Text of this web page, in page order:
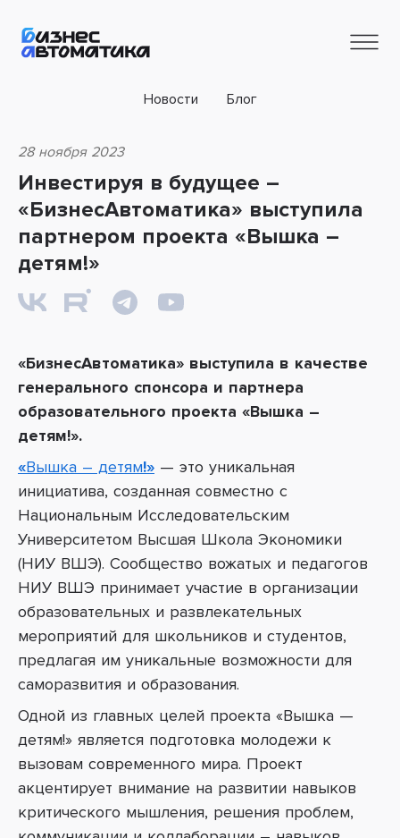
Новости Блог
28 ноября 2023
Инвестируя в будущее –
«БизнесАвтоматика» выступила
партнером проекта «Вышка –
детям!»
«БизнесАвтоматика» выступила в качестве
генерального спонсора и партнера
образовательного проекта «Вышка –
детям!».
«Вышка – детям!» — это уникальная
инициатива, созданная совместно с
Национальным Исследовательским
Университетом Высшая Школа Экономики
(НИУ ВШЭ). Сообщество вожатых и педагогов
НИУ ВШЭ принимает участие в организации
образовательных и развлекательных
мероприятий для школьников и студентов,
предлагая им уникальные возможности для
саморазвития и образования.
Одной из главных целей проекта «Вышка —
детям!» является подготовка молодежи к
вызовам современного мира. Проект
акцентирует внимание на развитии навыков
критического мышления, решения проблем,